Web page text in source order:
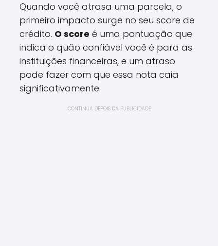
Quando você atrasa uma parcela, o
primeiro impacto surge no seu score de
crédito. O score é uma pontuação que
indica o quão confiável você é para as
instituições financeiras, e um atraso
pode fazer com que essa nota caia
significativamente.
CONTINUA DEPOIS DA PUBLICIDADE